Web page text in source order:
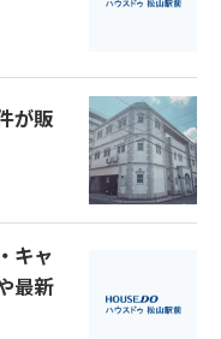
が販
キャ
最新